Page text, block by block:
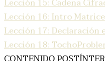
Lección 16: Intro
Lección 17: Declaración
Lección 18: